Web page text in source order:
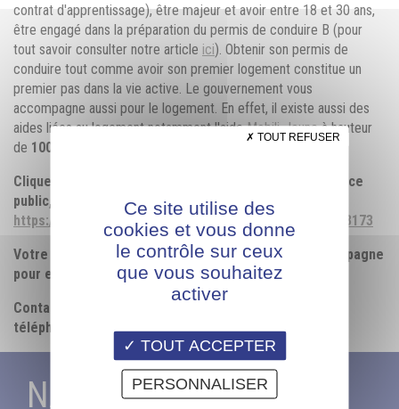
contrat d'apprentissage), être majeur et avoir entre 18 et 30 ans,
être engagé dans la préparation du permis de conduire B (pour
tout savoir consulter notre article ici). Obtenir son permis de
conduire tout comme avoir son premier logement constitue un
premier pas dans la vie active. Le gouvernement vous
accompagne aussi pour le logement. En effet, il existe aussi des
aides liées au logement notamment l'aideMobili-Jeuneà hauteur
de 100 euros
Cliquez sur le lien ci-dessous qui donne accès au service
public, pour davantage d’informations juridiques :
https://www.service-public.fr/particuliers/vosdroits/F33173
Votre organisme de formation AFPIA Lyon vous accompagne
pour en bénéficier.
Contactez-nous par mail :
téléphone au : 04 72 69 76 20
NAVIGATION
Ce site utilise des
cookies et vous donne
le contrôle sur ceux
que vous souhaitez
activer
TOUT ACCEPTER
TOUT REFUSER
PERSONNALISER